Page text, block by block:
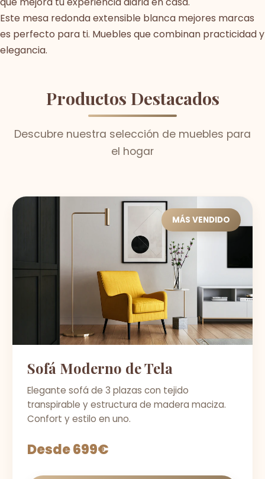
Este mesa redonda extensible blanca mejores marcas
es perfecto para ti. Muebles que combinan practicidad y
elegancia.
Productos Destacados
Descubre nuestra selección de muebles para
el hogar
MÁS VENDIDO
Sofá Moderno de Tela
Elegante sofá de 3 plazas con tejido
transpirable y estructura de madera maciza.
Confort y estilo en uno.
Desde 699€